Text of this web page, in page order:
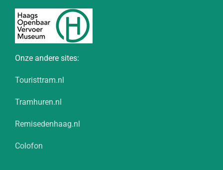
Onze andere sites:
Touristtram.nl
Tramhuren.nl
Remisedenhaag.nl
Colofon